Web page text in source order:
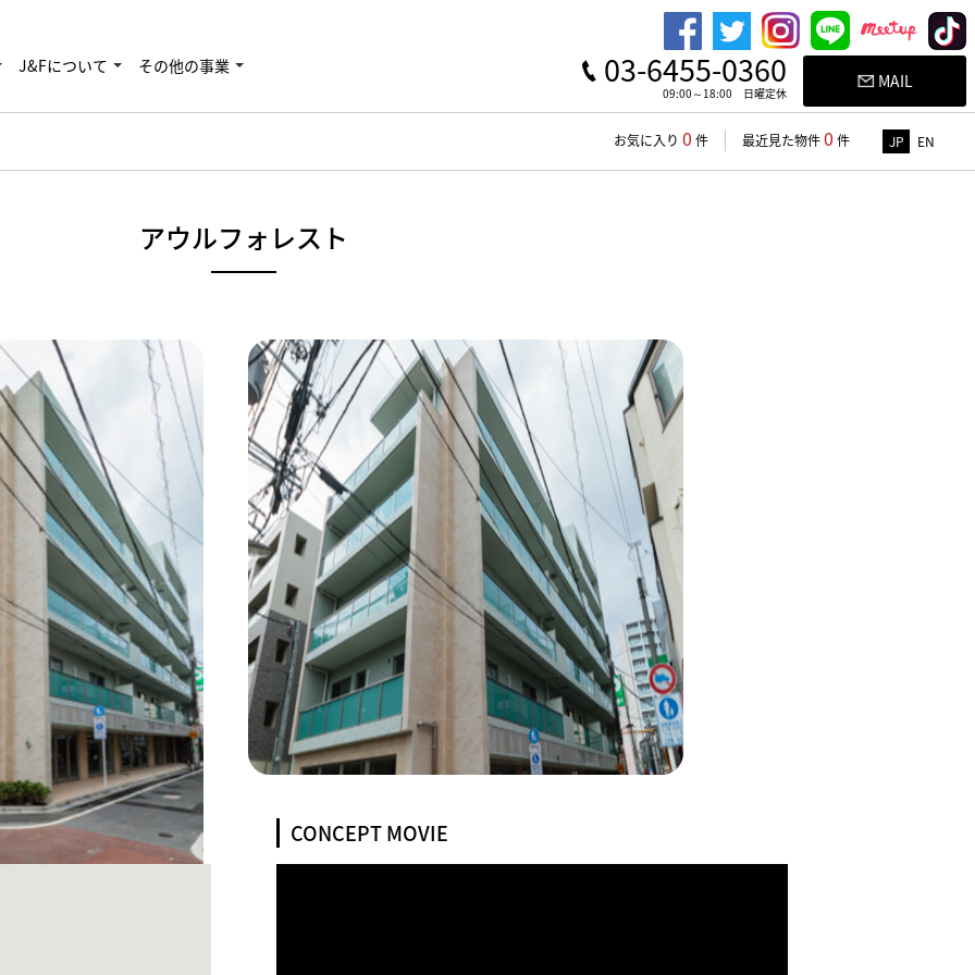
J&Fについて その他の事業 03-6455-0360
09:00～18:00 日曜定休
MAIL
お気に入り 0 件 最近見た物件0 件 JP EN
アウルフォレスト
CONCEPT MOVIE